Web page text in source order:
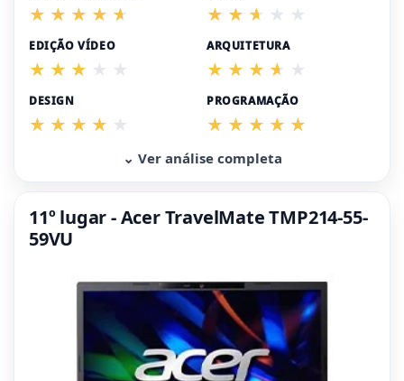
EDIÇÃO VÍDEO ARQUITETURA
DESIGN PROGRAMAÇÃO
⌄ Ver análise completa
11º lugar - Acer TravelMate TMP214-55-
59VU